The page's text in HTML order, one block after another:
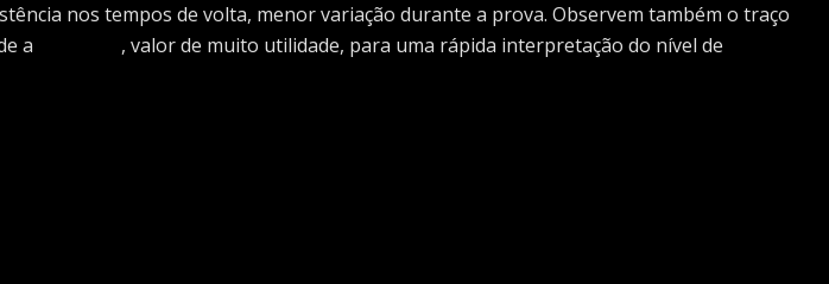
nos tempos de volta, menor variação durante a prova. Observem também o traço
a
, valor de muito utilidade, para uma rápida interpretação do nível de